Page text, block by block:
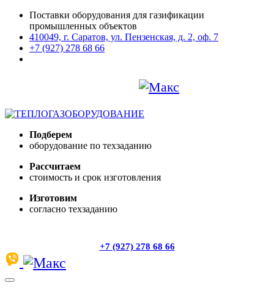
Поставки оборудования для газификации
промышленных объектов
410049, г. Саратов, ул. Пензенская, д. 2, оф. 7
+7 (927) 278 68 66
Подберем
оборудование по техзаданию
Рассчитаем
стоимость и срок изготовления
Изготовим
согласно техзаданию
+7 (927) 278 68 66